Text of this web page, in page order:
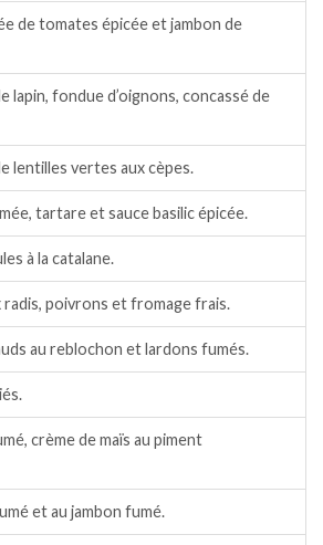
de tomates épicée et jambon de
lapin, fondue d’oignons, concassé de
lentilles vertes aux cèpes.
tartare et sauce basilic épicée.
à la catalane.
poivrons et fromage frais.
au reblochon et lardons fumés.
crème de maïs au piment
et au jambon fumé.